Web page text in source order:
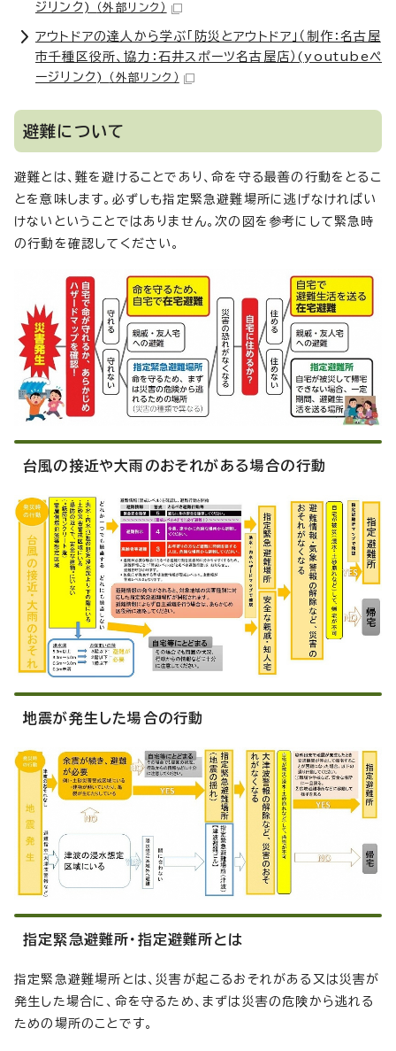
ジリンク)
（外部リンク）
アウトドアの達人から学ぶ「防災とアウトドア」（制作：名古屋
市千種区役所、協力：石井スポーツ名古屋店）(youtubeペ
ージリンク)
（外部リンク）
避難について
避難とは、難を避けることであり、命を守る最善の行動をとるこ
とを意味します。必ずしも指定緊急避難場所に逃げなければい
けないということではありません。次の図を参考にして緊急時
の行動を確認してください。
台風の接近や大雨のおそれがある場合の行動
地震が発生した場合の行動
指定緊急避難所・指定避難所とは
指定緊急避難場所とは、災害が起こるおそれがある又は災害が
発生した場合に、命を守るため、まずは災害の危険から逃れる
ための場所のことです。